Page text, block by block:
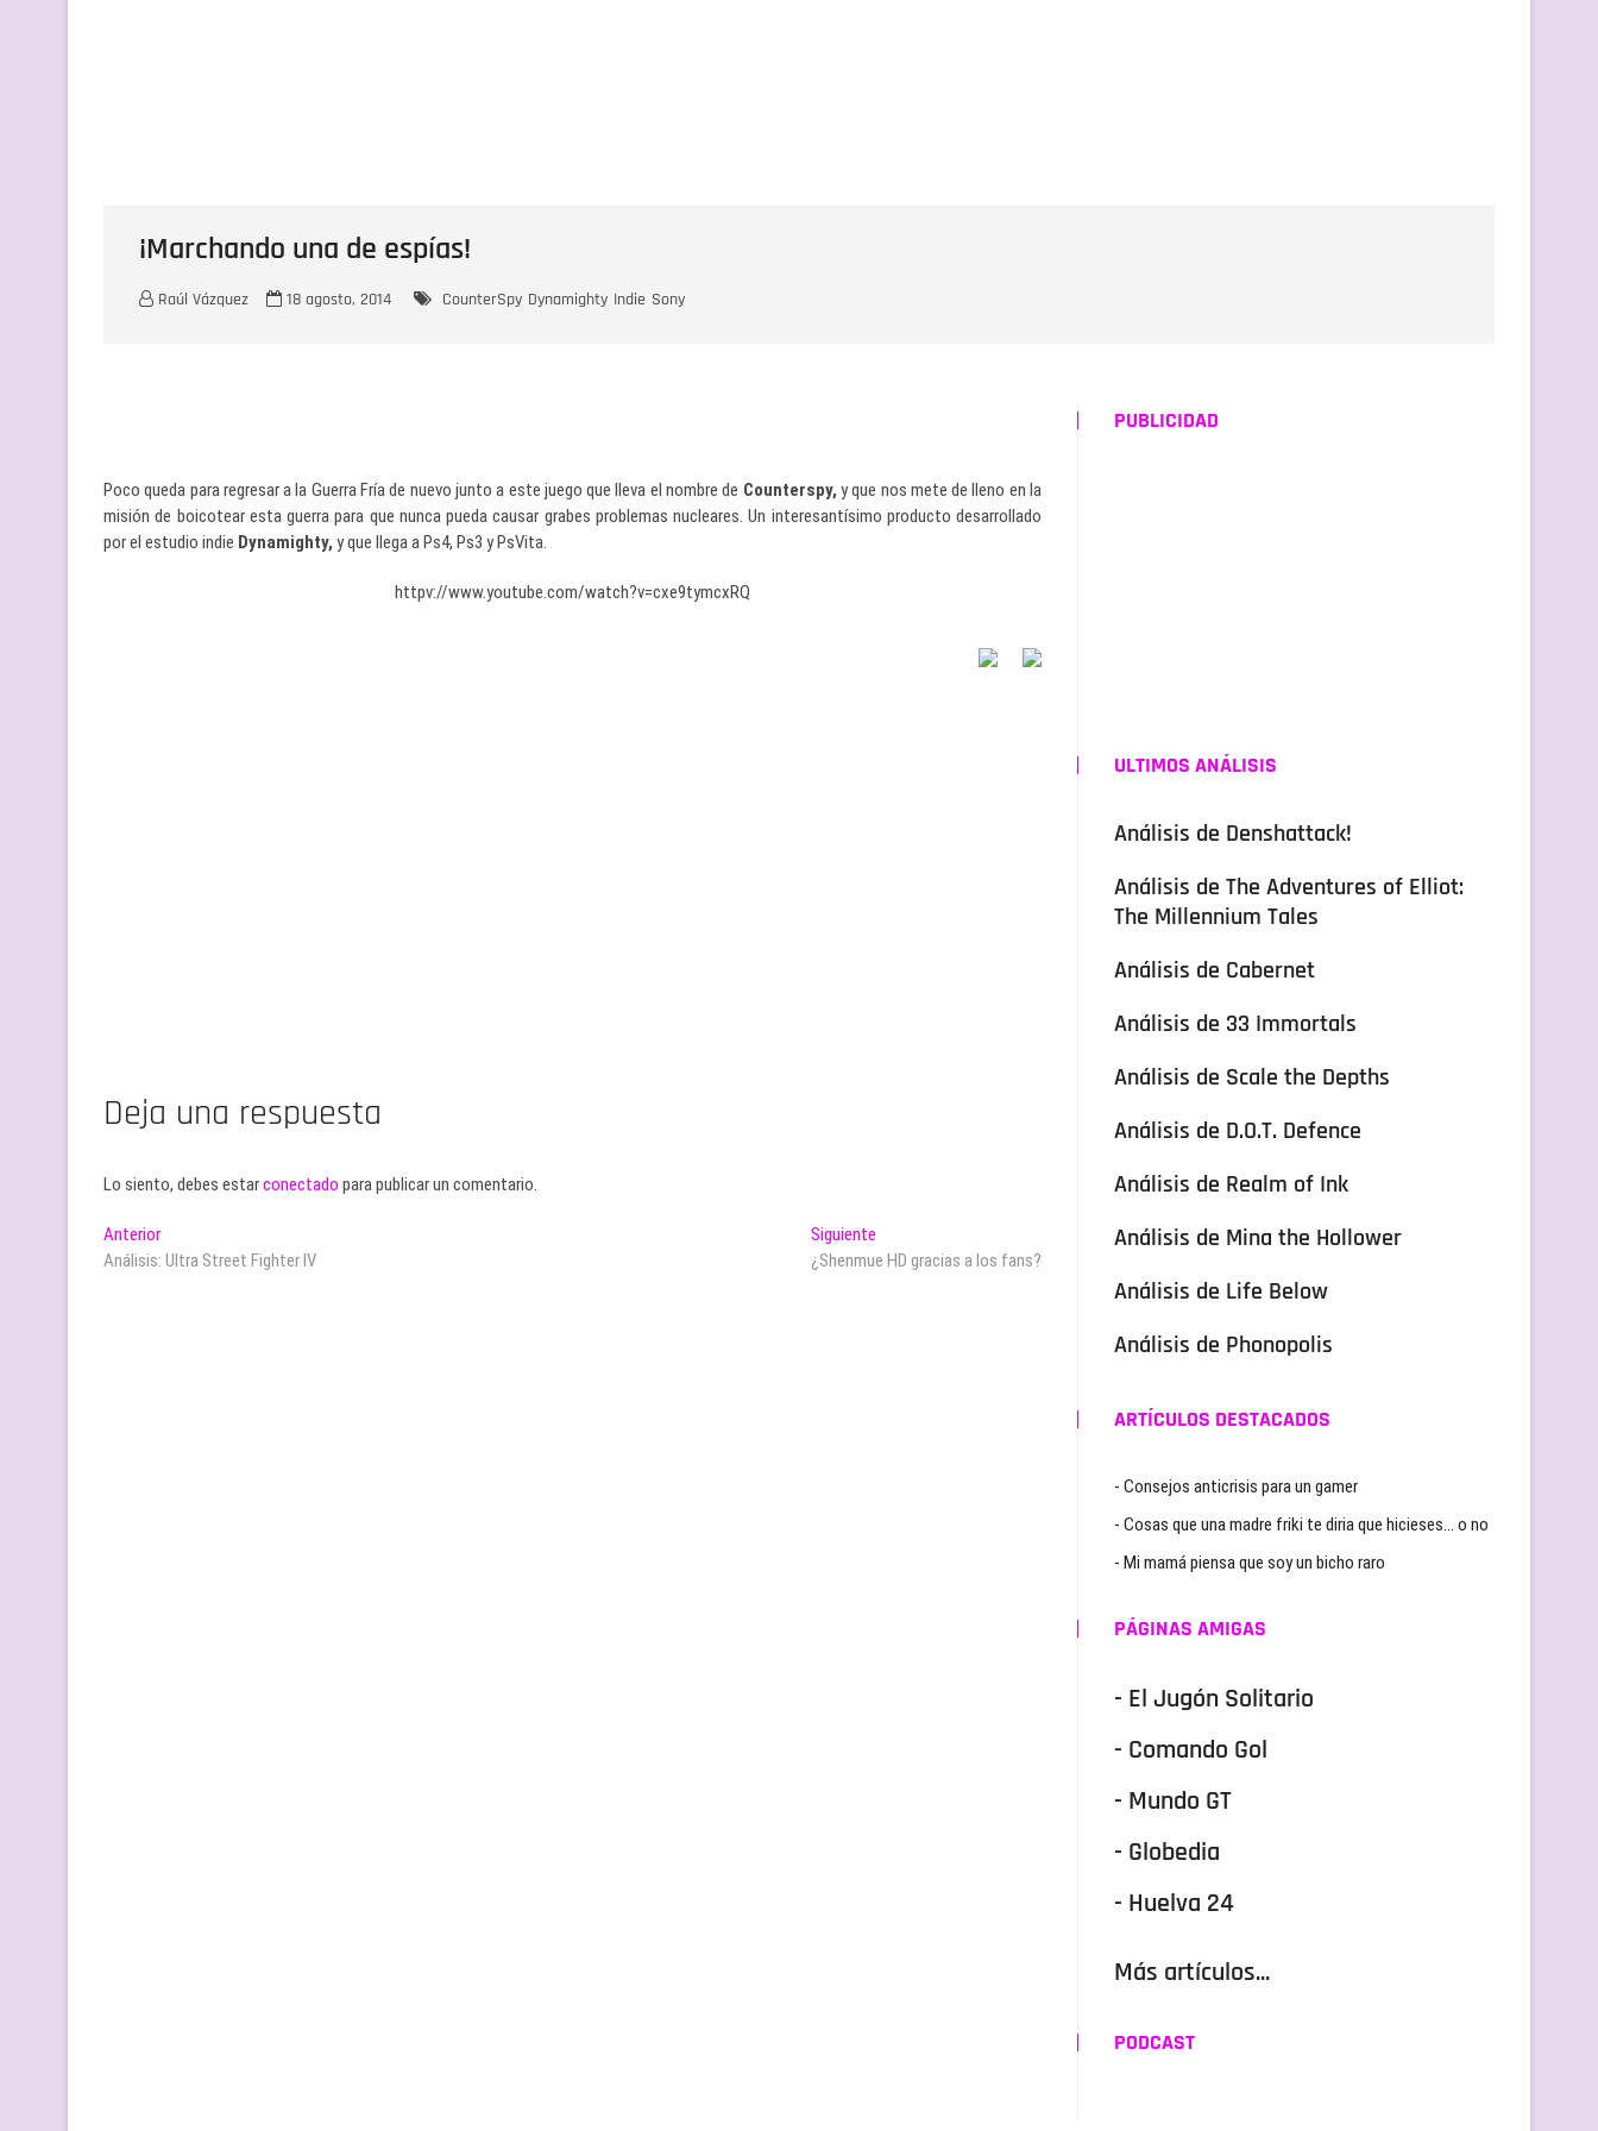
¡Marchando una de espías!
Raúl Vázquez 18 agosto, 2014 CounterSpy Dynamighty Indie Sony
Poco queda para regresar a la Guerra Fría de nuevo junto a este juego que lleva el nombre de Counterspy, y que nos mete de lleno en la
misión de boicotear esta guerra para que nunca pueda causar grabes problemas nucleares. Un interesantísimo producto desarrollado
por el estudio indie Dynamighty, y que llega a Ps4, Ps3 y PsVita.
httpv://www.youtube.com/watch?v=cxe9tymcxRQ
Deja una respuesta
Lo siento, debes estarconectado para publicar un comentario.
Navegación
de
AnteriorEntrada
anterior:
Análisis: Ultra Street Fighter IV
Siguiente
siguiente:
¿Shenmue HD gracias a los fans?
PUBLICIDAD
ULTIMOS ANÁLISIS
Análisis de Denshattack!
Análisis de The Adventures of Elliot:
The Millennium Tales
Análisis de Cabernet
Análisis de 33 Immortals
Análisis de Scale the Depths
Análisis de D.O.T. Defence
Análisis de Realm of Ink
Análisis de Mina the Hollower
Análisis de Life Below
Análisis de Phonopolis
ARTÍCULOS DESTACADOS
- Consejos anticrisis para un gamer
- Cosas que una madre friki te diria que hicieses… o no
- Mi mamá piensa que soy un bicho raro
PÁGINAS AMIGAS
- El Jugón Solitario
- Comando Gol
- Mundo GT
- Globedia
- Huelva 24
Más artículos...
PODCAST